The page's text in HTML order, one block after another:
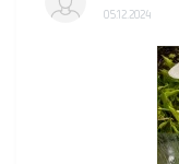
05.12.2024